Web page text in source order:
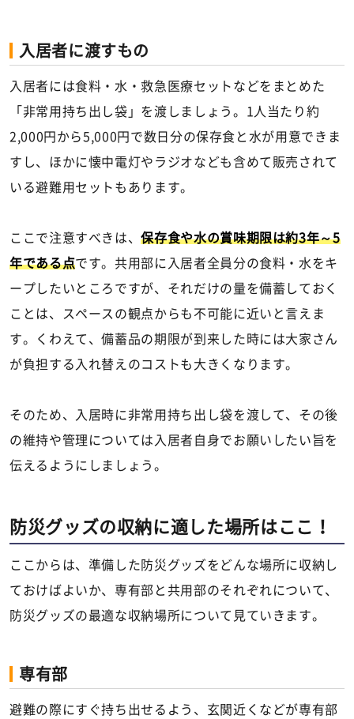
入居者に渡すもの
入居者には食料・水・救急医療セットなどをまとめた
「非常用持ち出し袋」を渡しましょう。1人当たり約
2,000円から5,000円で数日分の保存食と水が用意できま
すし、ほかに懐中電灯やラジオなども含めて販売されて
いる避難用セットもあります。
ここで注意すべきは、保存食や水の賞味期限は約3年～5
年である点です。共用部に入居者全員分の食料・水をキ
ープしたいところですが、それだけの量を備蓄しておく
ことは、スペースの観点からも不可能に近いと言えま
す。くわえて、備蓄品の期限が到来した時には大家さん
が負担する入れ替えのコストも大きくなります。
そのため、入居時に非常用持ち出し袋を渡して、その後
の維持や管理については入居者自身でお願いしたい旨を
伝えるようにしましょう。
防災グッズの収納に適した場所はここ！
ここからは、準備した防災グッズをどんな場所に収納し
ておけばよいか、専有部と共用部のそれぞれについて、
防災グッズの最適な収納場所について見ていきます。
専有部
避難の際にすぐ持ち出せるよう、玄関近くなどが専有部